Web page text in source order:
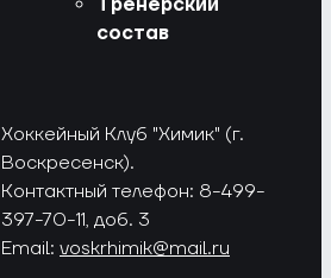
Тренерский
состав
Хоккейный Клуб "Химик" (г.
Воскресенск).
Контактный телефон: 8-499-
397-70-11, доб. 3
Email: voskrhimik@mail.ru